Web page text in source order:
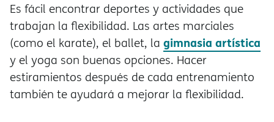
Es fácil encontrar deportes y actividades que
trabajan la flexibilidad. Las artes marciales
(como el karate), el ballet, la gimnasia artística
y el yoga son buenas opciones. Hacer
estiramientos después de cada entrenamiento
también te ayudará a mejorar la flexibilidad.